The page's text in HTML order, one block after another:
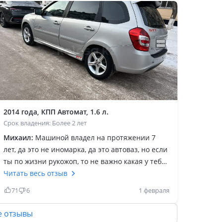
2014 года, КПП Автомат, 1.6 л.
Срок владения: Более 2 лет
Михаил: Машиной владел на протяжении 7
лет, да это не иномарка, да это автоваз, но если
ты по жизни рукожоп, то не важно какая у тебя
машина, ты все равно будешь недоволен! Я
машиной в полне доволен, машина на много
интереснее Гранты, Приоры и тд. В
Читать весь отзыв
71 6 1 февраля
отзывы